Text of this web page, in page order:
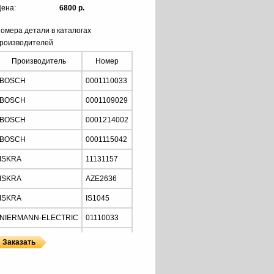
6800 р.
детали в каталогах
Производитель Номер
BOSCH 0001110033
BOSCH 0001109029
BOSCH 0001214002
BOSCH 0001115042
ISKRA 11131157
ISKRA AZE2636
ISKRA IS1045
NIERMANN-ELECTRIC 01110033